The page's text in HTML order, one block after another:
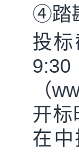
④踏
投
9:30
（
开标
在